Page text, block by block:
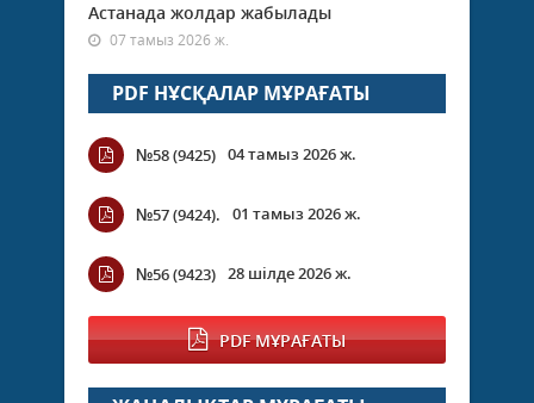
Астанада жолдар жабылады
07 тамыз 2026 ж.
PDF НҰСҚАЛАР МҰРАҒАТЫ
№58 (9425) 04 тамыз 2026 ж.
№57 (9424). 01 тамыз 2026 ж.
№56 (9423) 28 шілде 2026 ж.
PDF МҰРАҒАТЫ